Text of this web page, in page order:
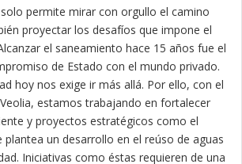
permite mirar con orgullo el camino
proyectar los desafíos que impone el
el saneamiento hace 15 años fue el
de Estado con el mundo privado.
hoy nos exige ir más allá. Por ello, con el
estamos trabajando en fortalecer
y proyectos estratégicos como el
un desarrollo en el reúso de aguas
Iniciativas como éstas requieren de una